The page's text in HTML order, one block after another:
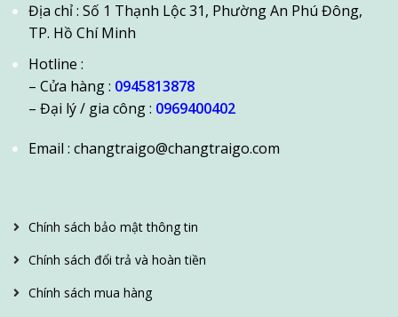
KHUYẾN MÃI MUA 5KG TẶNG 1KG ( 1KG TẦM 68 – 70
THANH/KG )
Địa chỉ : Số 1 Thạnh Lộc 31, Phường An Phú Đông,
TP. Hồ Chí Minh
Hotline :
– Cửa hàng : 0945813878
– Đại lý / gia công : 0969400402
Email : changtraigo@changtraigo.com
Chính sách bảo mật thông tin
Chính sách đổi trả và hoàn tiền
Chính sách mua hàng